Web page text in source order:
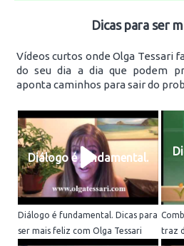
Dicas para ser
Vídeos curtos onde Olga Tessari
do seu dia a dia que podem
aponta caminhos para sair do
Diálogo é fundamental.
Diálogo é fundamental. Dicas para
ser mais feliz com Olga Tessari
traz